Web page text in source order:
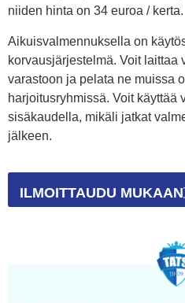
niiden hinta on 34 euroa / kerta.
Aikuisvalmennuksella on
korvausjärjestelmä. Voit laittaa
varastoon ja pelata ne muissa
harjoitusryhmissä. Voit käyttää
sisäkaudella, mikäli jatkat
jälkeen.
ILMOITTAUDU MUKAAN